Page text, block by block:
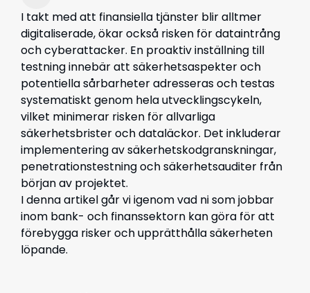
I takt med att finansiella tjänster blir alltmer
digitaliserade, ökar också risken för dataintrång
och cyberattacker. En proaktiv inställning till
testning innebär att säkerhetsaspekter och
potentiella sårbarheter adresseras och testas
systematiskt genom hela utvecklingscykeln,
vilket minimerar risken för allvarliga
säkerhetsbrister och dataläckor. Det inkluderar
implementering av säkerhetskodgranskningar,
penetrationstestning och säkerhetsauditer från
början av projektet.
I denna artikel går vi igenom vad ni som jobbar
inom bank- och finanssektorn kan göra för att
förebygga risker och upprätthålla säkerheten
löpande.